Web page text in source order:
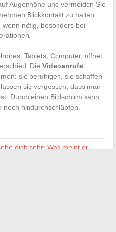
Augenhöhe und vermeiden Sie
Blickkontakt zu halten.
wenn nötig, besonders bei
Tablets, Computer, öffnet
Die Videoanrufe
sie beruhigen, sie schaffen
sie vergessen, dass man
Durch einen Bildschirm kann
hindurchschlüpfen.
dich sehr: Was meint er